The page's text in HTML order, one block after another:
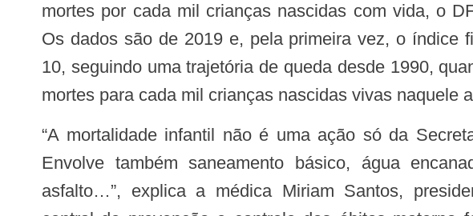
mortes por cada mil crianças nascidas com vida, o
Os dados são de 2019 e, pela primeira vez, o índice
10, seguindo uma trajetória de queda desde 1990,
mortes para cada mil crianças nascidas vivas naquele
“A mortalidade infantil não é uma ação só da Secretaria de Saúde.
Envolve também saneamento básico, água
asfalto…”, explica a médica Miriam Santos,